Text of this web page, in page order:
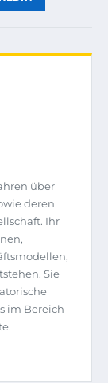
über
deren
Ihr
Sie
im Bereich